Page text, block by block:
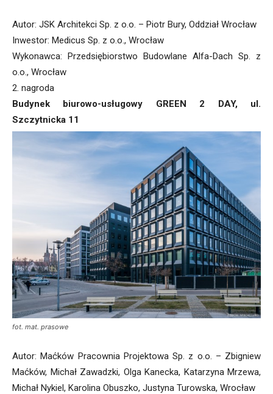
Autor: JSK Architekci Sp. z o.o. – Piotr Bury, Oddział Wrocław
Inwestor: Medicus Sp. z o.o., Wrocław
Wykonawca: Przedsiębiorstwo Budowlane Alfa-Dach Sp. z
o.o., Wrocław
2. nagroda
Budynek biurowo-usługowy GREEN 2 DAY, ul.
Szczytnicka 11
fot. mat. prasowe
Autor: Maćków Pracownia Projektowa Sp. z o.o. – Zbigniew
Maćków, Michał Zawadzki, Olga Kanecka, Katarzyna Mrzewa,
Michał Nykiel, Karolina Obuszko, Justyna Turowska, Wrocław